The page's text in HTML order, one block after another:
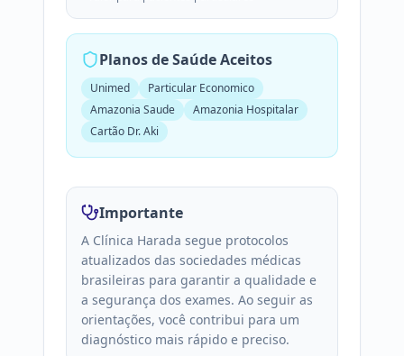
Partes Moles (axilas ou músculos )
Ultrassonografia de mamas
Ultrassonografia de Próstata
Ultrassonografia de tireoide
Ultrassonografia doppler de orgao ou
estruturas isoladas
Ultrassonografia rins e vias urinarias
(aparelho urinario)
Planos de Saúde Aceitos
Unimed
Particular Economico
Amazonia Saude
Amazonia Hospitalar
Cartão Dr. Aki
Importante
A Clínica Harada segue protocolos
atualizados das sociedades médicas
brasileiras para garantir a qualidade e
a segurança dos exames. Ao seguir as
orientações, você contribui para um
diagnóstico mais rápido e preciso.